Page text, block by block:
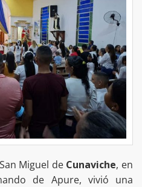
Miguel de Cunaviche, en
de Apure, vivió una